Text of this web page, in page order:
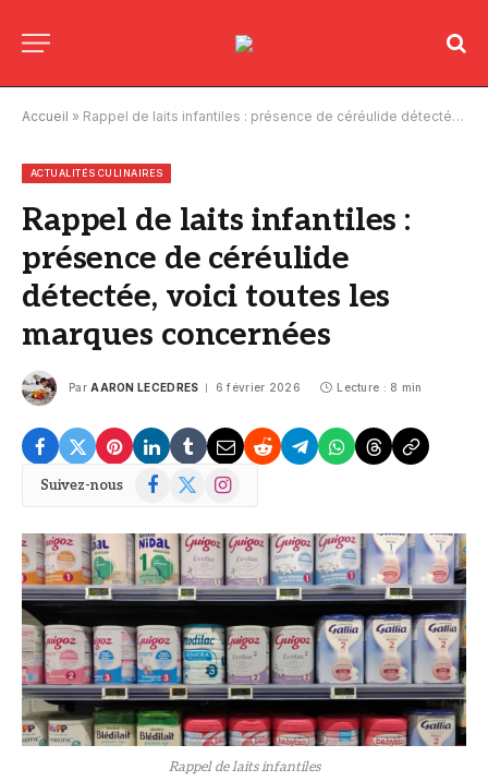
Accueil » Rappel de laits infantiles : présence de céréulide détectée, voici toutes les marques concernées
ACTUALITÉS CULINAIRES
Rappel de laits infantiles :
présence de céréulide
détectée, voici toutes les
marques concernées
Par AARON LECEDRES 6 février 2026 Lecture : 8 min
Suivez-nous Facebook
X
Instagram
Rappel de laits infantiles